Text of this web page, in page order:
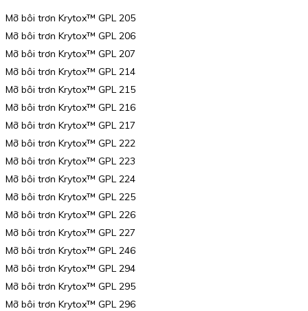
Mỡ bôi trơn Krytox™ GPL 205
Mỡ bôi trơn Krytox™ GPL 206
Mỡ bôi trơn Krytox™ GPL 207
Mỡ bôi trơn Krytox™ GPL 214
Mỡ bôi trơn Krytox™ GPL 215
Mỡ bôi trơn Krytox™ GPL 216
Mỡ bôi trơn Krytox™ GPL 217
Mỡ bôi trơn Krytox™ GPL 222
Mỡ bôi trơn Krytox™ GPL 223
Mỡ bôi trơn Krytox™ GPL 224
Mỡ bôi trơn Krytox™ GPL 225
Mỡ bôi trơn Krytox™ GPL 226
Mỡ bôi trơn Krytox™ GPL 227
Mỡ bôi trơn Krytox™ GPL 246
Mỡ bôi trơn Krytox™ GPL 294
Mỡ bôi trơn Krytox™ GPL 295
Mỡ bôi trơn Krytox™ GPL 296